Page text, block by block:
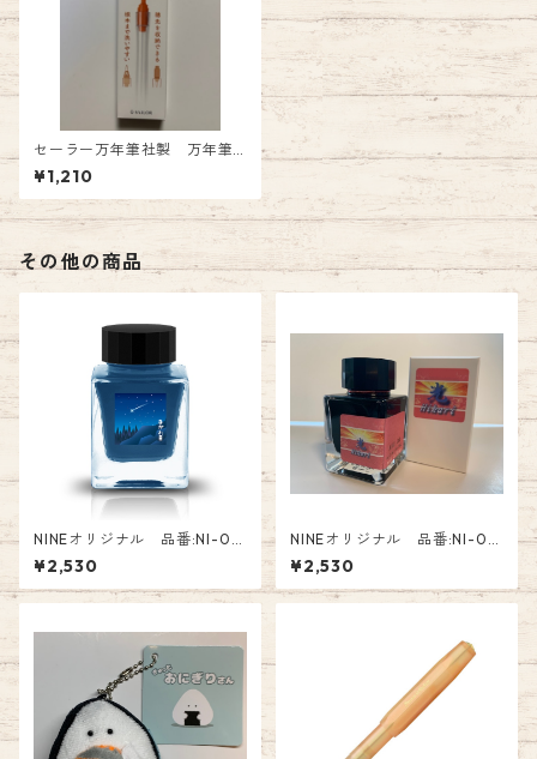
セーラー万年筆社製 万年筆
ペン先のつけペン hocoro ブ
ラッシュ 本体 1210円（税
込）
¥1,210
その他の商品
NINEオリジナル 品番:NI-051
Tono&Lims コラボインク「な
がれ星～in Simmer～」 オリ
ジナル Fountain Pen Ink
¥2,530
NINEオリジナル 品番:NI-05
2 Tono&Lims コラボインク
「光」〜Pink・orange〜ブラ
ックライトで光る オリジナル
¥2,530